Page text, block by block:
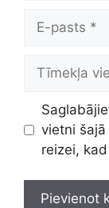
pasts
vietne
vietni
reizei,